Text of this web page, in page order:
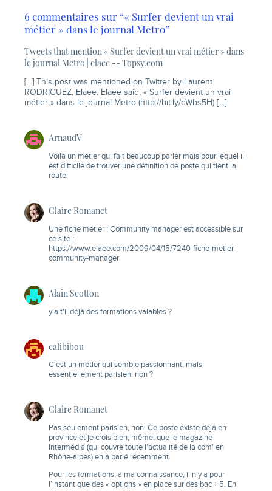
6 commentaires sur “« Surfer devient un vrai
métier » dans le journal Metro”
Tweets that mention « Surfer devient un vrai métier » dans
le journal Metro | elaee -- Topsy.com
[…] This post was mentioned on Twitter by Laurent
RODRIGUEZ, Elaee. Elaee said: « Surfer devient un vrai
métier » dans le journal Metro (http://bit.ly/cWbs5H) […]
ArnaudV
Voilà un métier qui fait beaucoup parler mais pour lequel il
est difficile de trouver une définition de poste qui tient la
route.
Claire Romanet
Une fiche métier : Community manager est accessible sur
ce site :
https://www.elaee.com/2009/04/15/7240-fiche-metier-
community-manager
Alain Scotton
y'a t'il déjà des formations valables ?
calibibou
C'est un métier qui semble passionnant, mais
essentiellement parisien, non ?
Claire Romanet
Pas seulement parisien, non. Ce poste existe déjà en
province et je crois bien, même, que le magazine
Intermédia (qui couvre toute l'actualité de la com' en
Rhône-alpes) en a parlé récemment.
Pour les formations, à ma connaissance, il n’y a pour
l’instant que des « options » en place sur des bac + 5. En